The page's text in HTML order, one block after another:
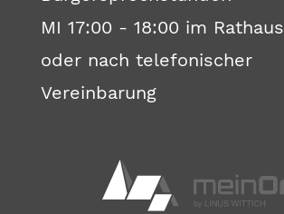
MI 17:00 - 18:00 im Rathaus
oder nach telefonischer
Vereinbarung